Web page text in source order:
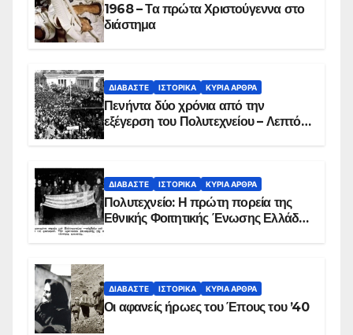
1968 – Τα πρώτα Χριστούγεννα στο
διάστημα
ΔΙΑΒΆΣΤΕ ΙΣΤΟΡΙΚΆ ΚΥΡΙΑ ΑΡΘΡΑ
Πενήντα δύο χρόνια από την
εξέγερση του Πολυτεχνείου – Λεπτό
ΔΙΑΒΆΣΤΕ ΙΣΤΟΡΙΚΆ ΚΥΡΙΑ ΑΡΘΡΑ
Πολυτεχνείο: Η πρώτη πορεία της
Εθνικής Φοιτητικής Ένωσης Ελλάδος
ΔΙΑΒΆΣΤΕ ΙΣΤΟΡΙΚΆ ΚΥΡΙΑ ΑΡΘΡΑ
Οι αφανείς ήρωες του Έπους του ’40